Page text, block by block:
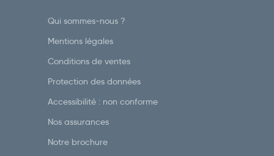
Qui sommes-nous ?
Mentions légales
Conditions de ventes
Protection des données
Accessibilité : non conforme
Nos assurances
Notre brochure